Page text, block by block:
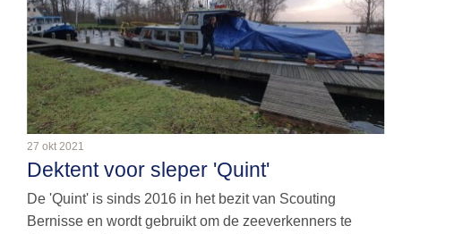
27 okt 2021
Dektent voor sleper 'Quint'
De 'Quint' is sinds 2016 in het bezit van Scouting
Bernisse en wordt gebruikt om de zeeverkenners te